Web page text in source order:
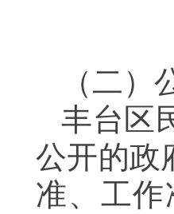
（二）
丰台区
公开的政
准、工